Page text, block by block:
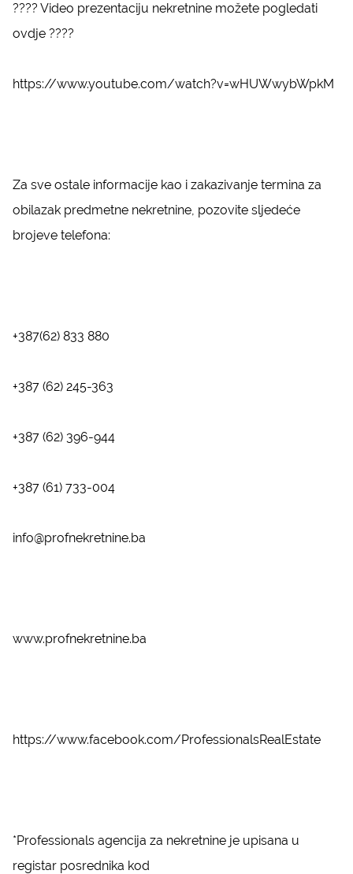
???? Video prezentaciju nekretnine možete pogledati
ovdje ????
https://www.youtube.com/watch?v=wHUWwybWpkM
Za sve ostale informacije kao i zakazivanje termina za
obilazak predmetne nekretnine, pozovite sljedeće
brojeve telefona:
+387(62) 833 880
+387 (62) 245-363
+387 (62) 396-944
+387 (61) 733-004
info@profnekretnine.ba
www.profnekretnine.ba
https://www.facebook.com/ProfessionalsRealEstate
*Professionals agencija za nekretnine je upisana u
registar posrednika kod